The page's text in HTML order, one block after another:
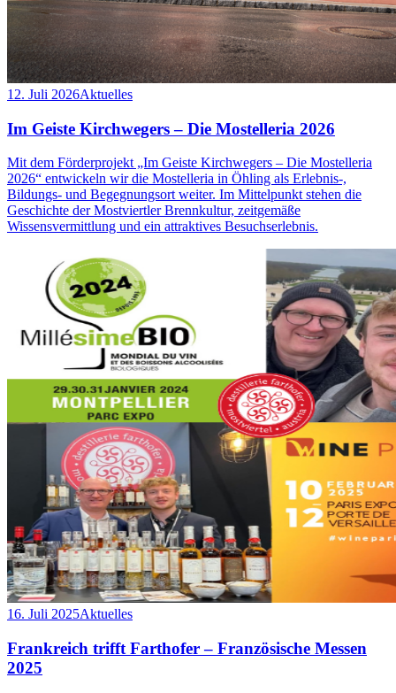
12. Juli 2026Aktuelles
Im Geiste Kirchwegers – Die Mostelleria 2026
Mit dem Förderprojekt „Im Geiste Kirchwegers – Die Mostelleria
2026“ entwickeln wir die Mostelleria in Öhling als Erlebnis-,
Bildungs- und Begegnungsort weiter. Im Mittelpunkt stehen die
Geschichte der Mostviertler Brennkultur, zeitgemäße
Wissensvermittlung und ein attraktives Besuchserlebnis.
16. Juli 2025Aktuelles
Frankreich trifft Farthofer – Französische Messen
2025